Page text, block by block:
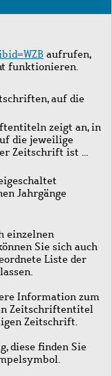
aufrufen,
funktionieren.
auf die
zeigt an, in
die jeweilige
Zeitschrift ist …
Jahrgänge
einzelnen
Sie sich auch
Liste der
Information zum
Zeitschriftentitel
Zeitschrift.
diese finden Sie